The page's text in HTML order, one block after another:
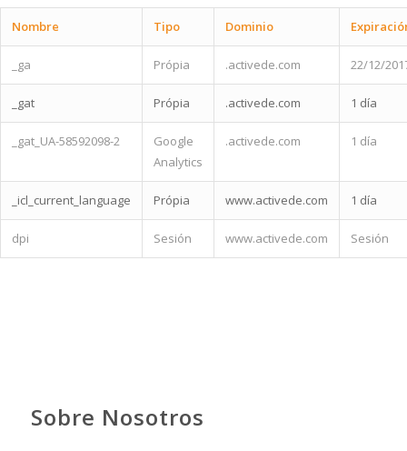
Nombre Tipo Dominio
_ga Própia .activede.com 22/12/
_gat Própia .activede.com 1 día
_gat_UA-58592098-2
Google
Analytics
.activede.com 1 día
_icl_current_language Própia www.activede.com 1 día
dpi Sesión www.activede.com Sesión
Sobre Nosotros